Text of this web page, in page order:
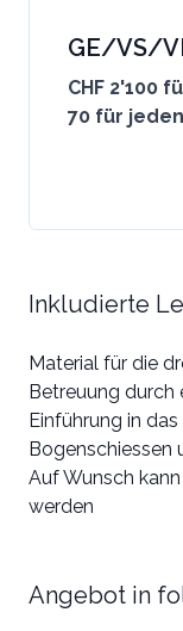
GE/VS/
CHF 2'100
70 für
Inkludierte
Material für die
Betreuung durch
Einführung in
Bogenschiessen
Auf Wunsch
werden
Angebot in